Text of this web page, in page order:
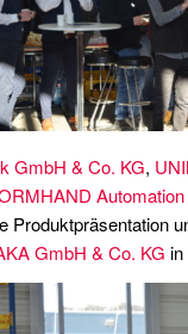
GmbH & Co. KG,
Produktpräsentation
GmbH & Co. KG in